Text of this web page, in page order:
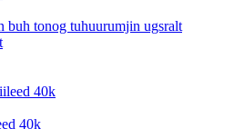
buh tonog tuhuurumjin ugsralt
40k